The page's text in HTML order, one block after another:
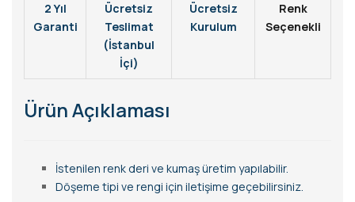
2 Yıl
Garanti
Ücretsiz
Teslimat
(İstanbul
İçi)
Ücretsiz
Kurulum
Renk
Seçenekli
Ürün Açıklaması
İstenilen renk deri ve kumaş üretim yapılabilir.
Döşeme tipi ve rengi için iletişime geçebilirsiniz.